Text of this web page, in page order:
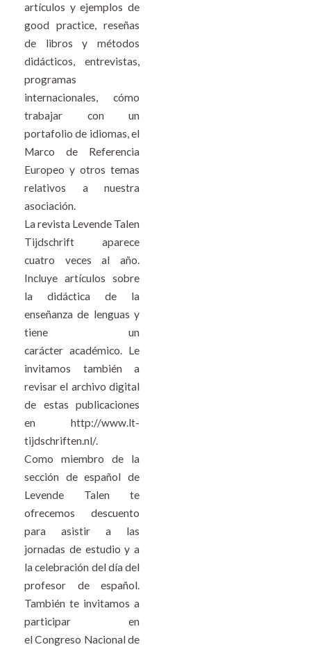
artículos y ejemplos de
good practice, reseñas
de libros y métodos
didácticos, entrevistas,
programas
internacionales, cómo
trabajar con un
portafolio de idiomas, el
Marco de Referencia
Europeo y otros temas
relativos a nuestra
asociación.
La revista Levende Talen
Tijdschrift aparece
cuatro veces al año.
Incluye artículos sobre
la didáctica de la
enseñanza de lenguas y
tiene un
carácter académico. Le
invitamos también a
revisar el archivo digital
de estas publicaciones
enhttp://www.lt-
tijdschriften.nl/.
Como miembro de la
sección de español de
Levende Talen te
ofrecemos descuento
para asistir a las
jornadas de estudio y a
la celebración del día del
profesor de español.
También te invitamos a
participar en
elCongreso Nacional de